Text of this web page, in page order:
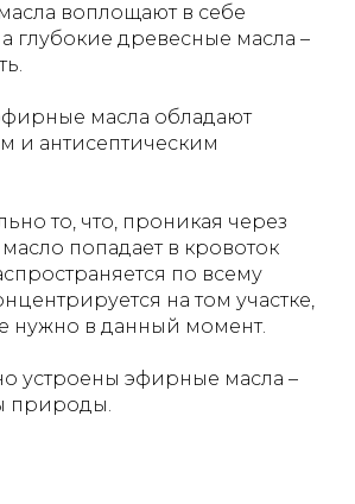
воплощают в себе
а глубокие древесные масла –
масла обладают
и антисептическим
то, что, проникая через
попадает в кровоток
по всему
на том участке,
нужно в данный момент.
устроены эфирные масла –
природы.